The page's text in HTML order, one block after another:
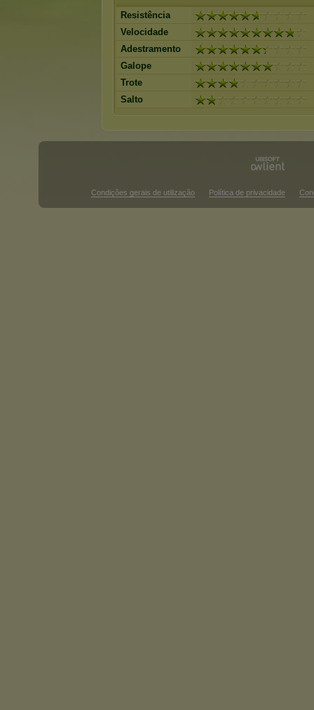
Resistência
Velocidade
Adestramento
Galope
Trote
Salto
Condições gerais de utilização Política de privacidade